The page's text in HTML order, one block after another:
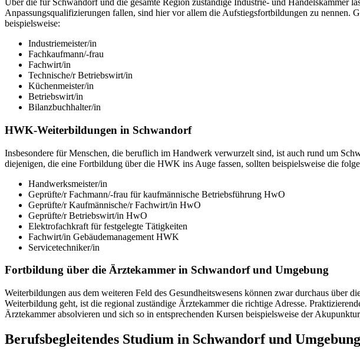
Über die für Schwandorf und die gesamte Region zuständige Industrie- und Handelskammer
Anpassungsqualifizierungen fallen, sind hier vor allem die Aufstiegsfortbildungen zu
beispielsweise:
Industriemeister/in
Fachkaufmann/-frau
Fachwirt/in
Technische/r Betriebswirt/in
Küchenmeister/in
Betriebswirt/in
Bilanzbuchhalter/in
HWK-Weiterbildungen in Schwandorf
Insbesondere für Menschen, die beruflich im Handwerk verwurzelt sind, ist auch rund um
diejenigen, die eine Fortbildung über die HWK ins Auge fassen, sollten beispielsweise die
Handwerksmeister/in
Geprüfte/r Fachmann/-frau für kaufmännische Betriebsführung HwO
Geprüfte/r Kaufmännische/r Fachwirt/in HwO
Geprüfte/r Betriebswirt/in HwO
Elektrofachkraft für festgelegte Tätigkeiten
Fachwirt/in Gebäudemanagement HWK
Servicetechniker/in
Fortbildung über die Ärztekammer in Schwandorf und Umgebung
Weiterbildungen aus dem weiteren Feld des Gesundheitswesens können zwar durchaus
Weiterbildung geht, ist die regional zuständige Ärztekammer die richtige Adresse.
Ärztekammer absolvieren und sich so in entsprechenden Kursen beispielsweise der
Berufsbegleitendes Studium in Schwandorf und Umgebung